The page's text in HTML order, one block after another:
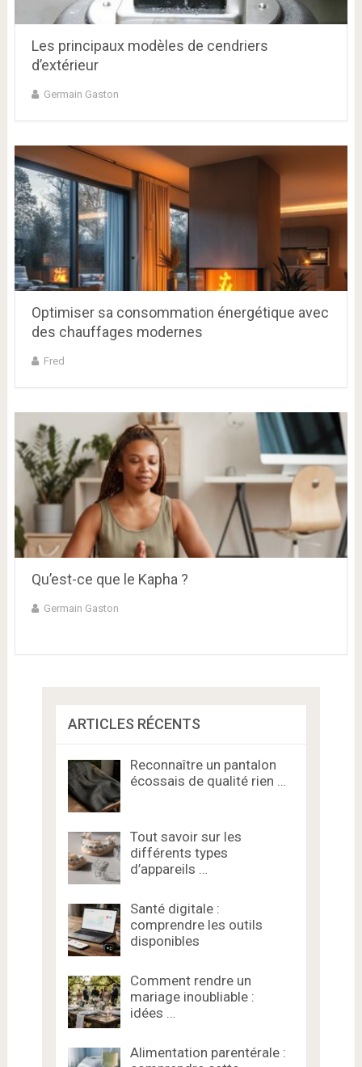
Les principaux modèles de cendriers
d’extérieur
Germain Gaston
Optimiser sa consommation énergétique avec
des chauffages modernes
Fred
Qu’est-ce que le Kapha ?
Germain Gaston
ARTICLES RÉCENTS
Reconnaître un pantalon
écossais de qualité rien …
Tout savoir sur les
différents types
d’appareils …
Santé digitale :
comprendre les outils
disponibles
Comment rendre un
mariage inoubliable :
idées …
Alimentation parentérale :